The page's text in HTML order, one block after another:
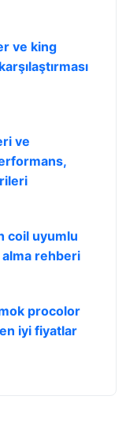
ve king
ve
coil uyumlu
rehberi
procolor
iyi fiyatlar